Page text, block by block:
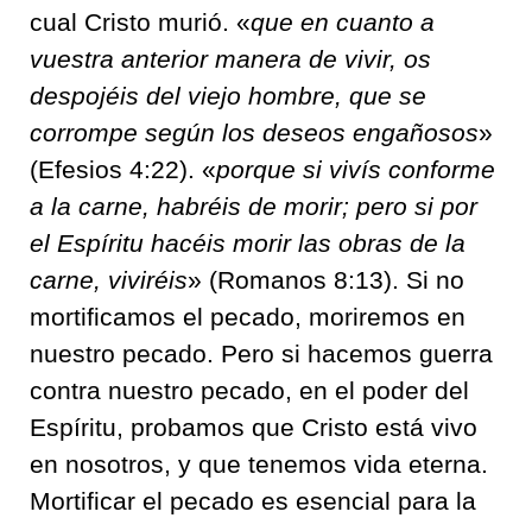
cual Cristo murió. «que en cuanto a
vuestra anterior manera de vivir, os
despojéis del viejo hombre, que se
corrompe según los deseos engañosos»
(Efesios 4:22). «porque si vivís conforme
a la carne, habréis de morir; pero si por
el Espíritu hacéis morir las obras de la
carne, viviréis» (Romanos 8:13). Si no
mortificamos el pecado, moriremos en
nuestro pecado. Pero si hacemos guerra
contra nuestro pecado, en el poder del
Espíritu, probamos que Cristo está vivo
en nosotros, y que tenemos vida eterna.
Mortificar el pecado es esencial para la